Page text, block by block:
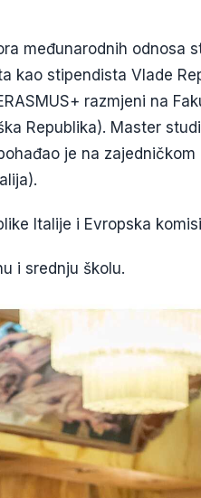
međunarodnih odnosa
kao stipendista Vlade
razmjeni na
Republika). Master
je na
Italije i Evropska
i srednju školu.